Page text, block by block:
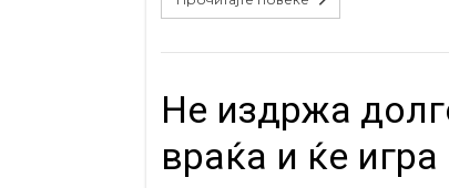
Не издржа
враќа и ќе